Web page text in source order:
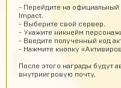
- Перейдите на официальный
Impact.
- Выберите свой сервер.
- Укажите никнейм
- Введите полученный код
- Нажмите кнопку
После этого награды будут
внутриигровую почту.
привет ЕСЛИ МЫ
Pizdavam
TOP
Альбина Хамадишина
Помогите пж я ввёл